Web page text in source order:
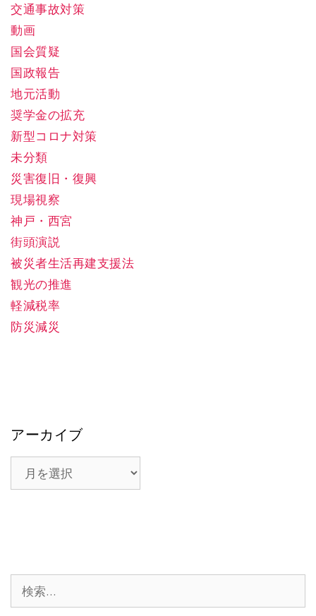
交通事故対策
動画
国会質疑
国政報告
地元活動
奨学金の拡充
新型コロナ対策
未分類
災害復旧・復興
現場視察
神戸・西宮
街頭演説
被災者生活再建支援法
観光の推進
軽減税率
防災減災
アーカイブ
索: